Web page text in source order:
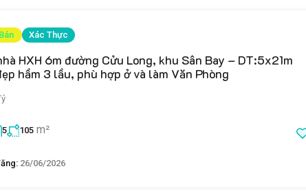
Xác Thực
HXH 6m đường Cửu Long, khu Sân Bay – DT:5x21m
hầm 3 lầu, phù hợp ở và làm Văn Phòng
5 105 m²
26/06/2026